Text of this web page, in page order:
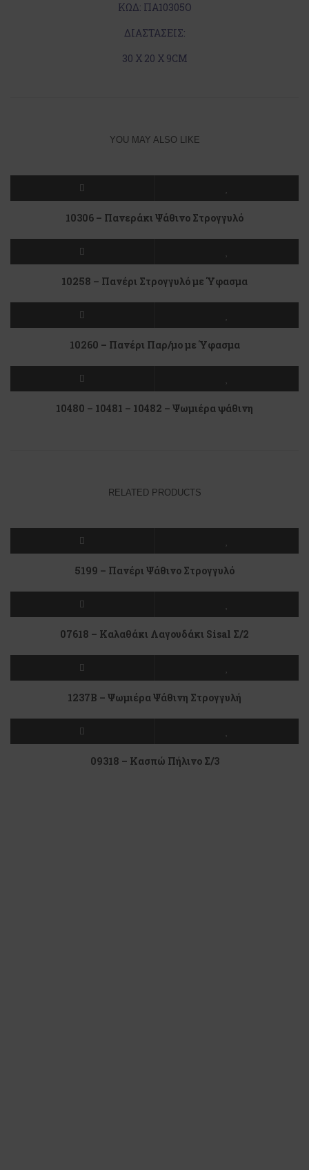
ΚΩΔ: ΠΑ10305Ο
ΔΙΑΣΤΑΣΕΙΣ:
30 Χ 20 Χ 9CM
YOU MAY ALSO LIKE
10306 – Πανεράκι Ψάθινο Στρογγυλό
10258 – Πανέρι Στρογγυλό με Ύφασμα
10260 – Πανέρι Παρ/μο με Ύφασμα
10480 – 10481 – 10482 – Ψωμιέρα ψάθινη
RELATED PRODUCTS
5199 – Πανέρι Ψάθινο Στρογγυλό
07618 – Καλαθάκι Λαγουδάκι Sisal Σ/2
1237Β – Ψωμιέρα Ψάθινη Στρογγυλή
09318 – Κασπώ Πήλινο Σ/3